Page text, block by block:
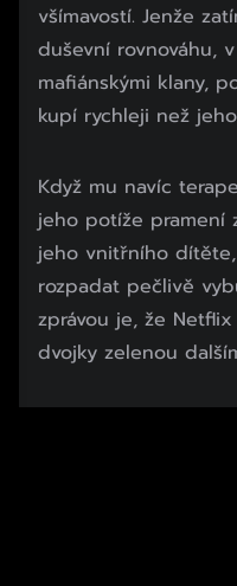
všímavostí. Jenže
duševní rovnováhu,
mafiánskými klany,
kupí rychleji než
Když mu navíc
jeho potíže pramení
jeho vnitřního
rozpadat pečlivě
zprávou je, že
dvojky zelenou